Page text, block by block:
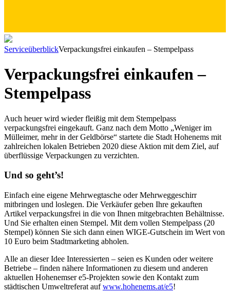
ServiceüberblickVerpackungsfrei einkaufen – Stempelpass
Verpackungsfrei einkaufen –
Stempelpass
Auch heuer wird wieder fleißig mit dem Stempelpass
verpackungsfrei eingekauft. Ganz nach dem Motto „Weniger im
Mülleimer, mehr in der Geldbörse“ startete die Stadt Hohenems mit
zahlreichen lokalen Betrieben 2020 diese Aktion mit dem Ziel, auf
überflüssige Verpackungen zu verzichten.
Und so geht’s!
Einfach eine eigene Mehrwegtasche oder Mehrweggeschirr
mitbringen und loslegen. Die Verkäufer geben Ihre gekauften
Artikel verpackungsfrei in die von Ihnen mitgebrachten Behältnisse.
Und Sie erhalten einen Stempel. Mit dem vollen Stempelpass (20
Stempel) können Sie sich dann einen WIGE-Gutschein im Wert von
10 Euro beim Stadtmarketing abholen.
Alle an dieser Idee Interessierten – seien es Kunden oder weitere
Betriebe – finden nähere Informationen zu diesem und anderen
aktuellen Hohenemser e5-Projekten sowie den Kontakt zum
städtischen Umweltreferat aufwww.hohenems.at/e5!